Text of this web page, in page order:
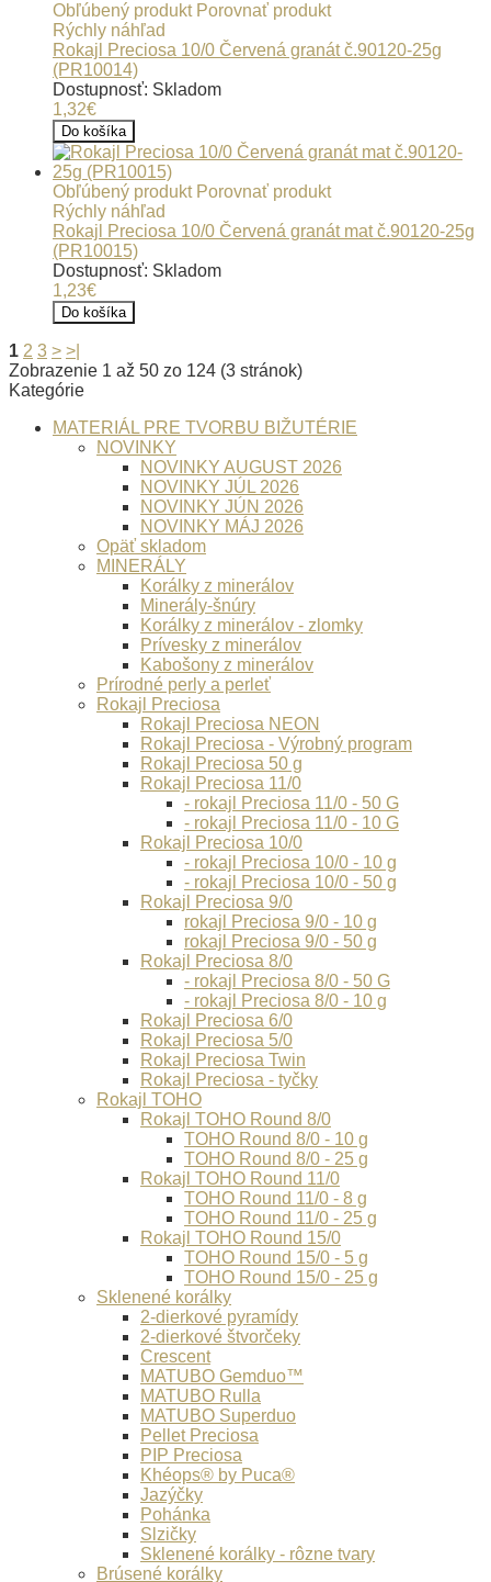
Obľúbený produkt Porovnať produkt
Rýchly náhľad
Rokajl Preciosa 10/0 Červená granát č.90120-25g
(PR10014)
Dostupnosť: Skladom
1,32€
Do košíka
Obľúbený produkt Porovnať produkt
Rýchly náhľad
Rokajl Preciosa 10/0 Červená granát mat č.90120-25g
(PR10015)
Dostupnosť: Skladom
1,23€
Do košíka
1 2 3 > >|
Zobrazenie 1 až 50 zo 124 (3 stránok)
Kategórie
MATERIÁL PRE TVORBU BIŽUTÉRIE
NOVINKY
NOVINKY AUGUST 2026
NOVINKY JÚL 2026
NOVINKY JÚN 2026
NOVINKY MÁJ 2026
Opäť skladom
MINERÁLY
Korálky z minerálov
Minerály-šnúry
Korálky z minerálov - zlomky
Prívesky z minerálov
Kabošony z minerálov
Prírodné perly a perleť
Rokajl Preciosa
Rokajl Preciosa NEON
Rokajl Preciosa - Výrobný program
Rokajl Preciosa 50 g
Rokajl Preciosa 11/0
- rokajl Preciosa 11/0 - 50 G
- rokajl Preciosa 11/0 - 10 G
Rokajl Preciosa 10/0
- rokajl Preciosa 10/0 - 10 g
- rokajl Preciosa 10/0 - 50 g
Rokajl Preciosa 9/0
rokajl Preciosa 9/0 - 10 g
rokajl Preciosa 9/0 - 50 g
Rokajl Preciosa 8/0
- rokajl Preciosa 8/0 - 50 G
- rokajl Preciosa 8/0 - 10 g
Rokajl Preciosa 6/0
Rokajl Preciosa 5/0
Rokajl Preciosa Twin
Rokajl Preciosa - tyčky
Rokajl TOHO
Rokajl TOHO Round 8/0
TOHO Round 8/0 - 10 g
TOHO Round 8/0 - 25 g
Rokajl TOHO Round 11/0
TOHO Round 11/0 - 8 g
TOHO Round 11/0 - 25 g
Rokajl TOHO Round 15/0
TOHO Round 15/0 - 5 g
TOHO Round 15/0 - 25 g
Sklenené korálky
2-dierkové pyramídy
2-dierkové štvorčeky
Crescent
MATUBO Gemduo™
MATUBO Rulla
MATUBO Superduo
Pellet Preciosa
PIP Preciosa
Khéops® by Puca®
Jazýčky
Pohánka
Slzičky
Sklenené korálky - rôzne tvary
Brúsené korálky